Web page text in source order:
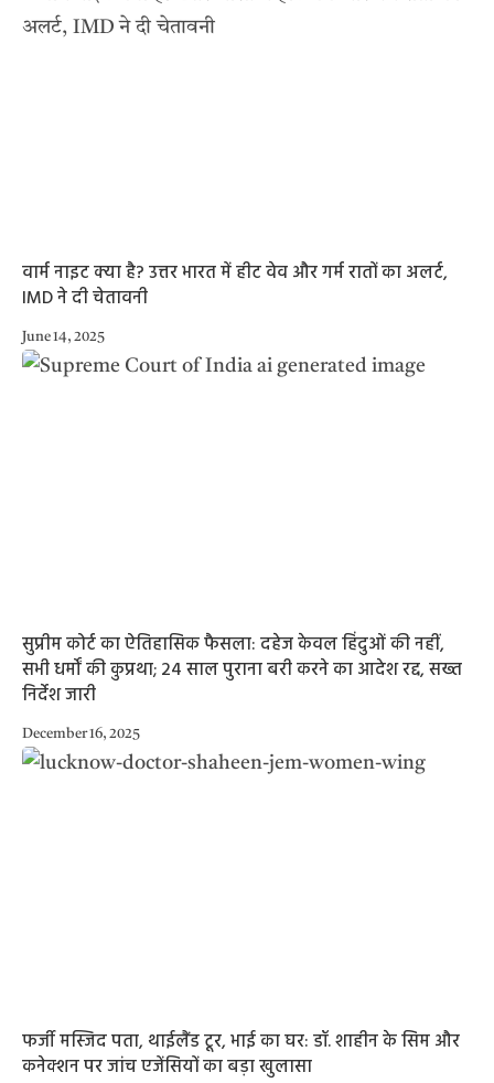
वार्म नाइट क्या है? उत्तर भारत में हीट वेव और गर्म रातों का अलर्ट,
IMD ने दी चेतावनी
June 14, 2025
सुप्रीम कोर्ट का ऐतिहासिक फैसला: दहेज केवल हिंदुओं की नहीं,
सभी धर्मों की कुप्रथा; 24 साल पुराना बरी करने का आदेश रद्द, सख्त
निर्देश जारी
December 16, 2025
फर्जी मस्जिद पता, थाईलैंड टूर, भाई का घर: डॉ. शाहीन के सिम और
कनेक्शन पर जांच एजेंसियों का बड़ा खुलासा